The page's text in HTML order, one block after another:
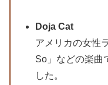
Doja Cat
アメリカの女性
So」などの楽曲
した。